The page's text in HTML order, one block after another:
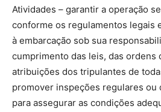
Atividades – garantir a operação
conforme os regulamentos legais
à embarcação sob sua
cumprimento das leis, das ordens
atribuições dos tripulantes de
promover inspeções regulares ou
para assegurar as condições